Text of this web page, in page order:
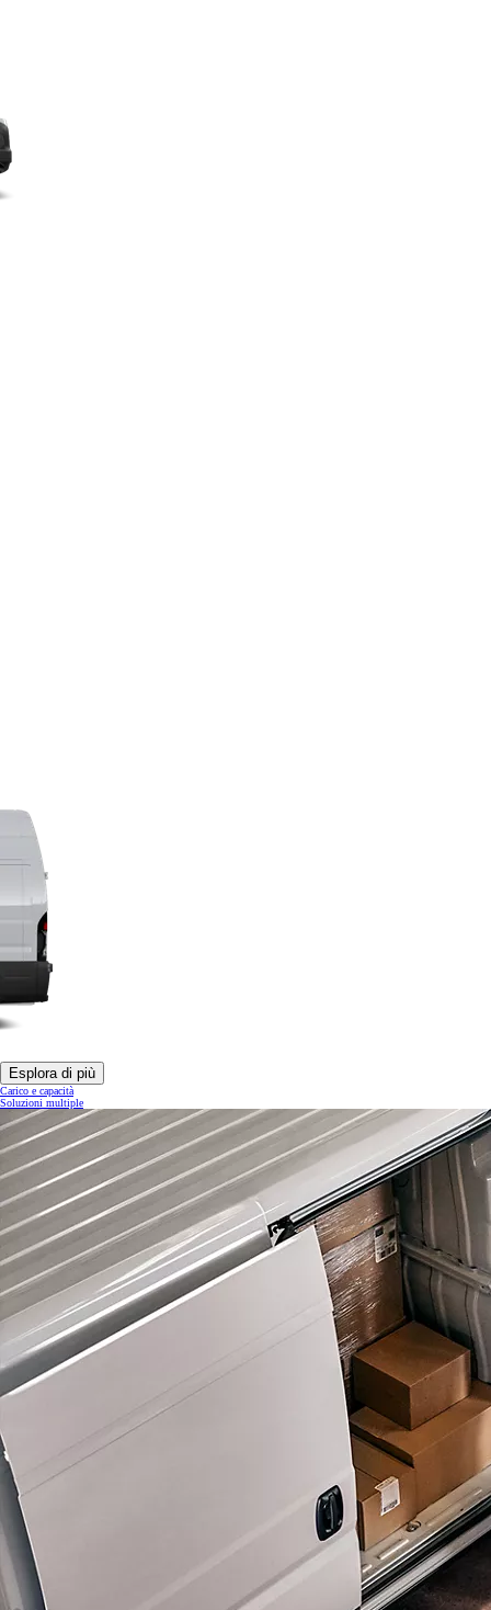
Esplora di più
Carico e capacità
Soluzioni multiple